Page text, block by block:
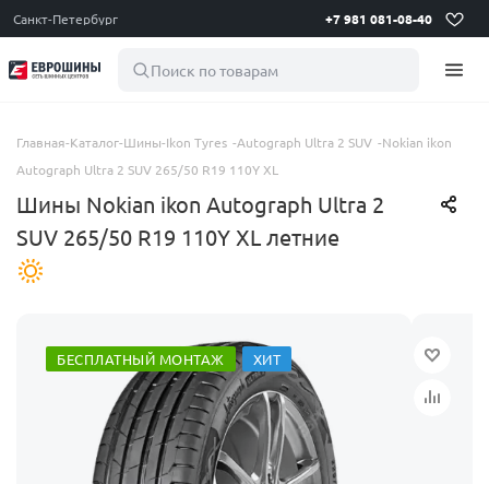
Санкт-Петербург +7 981 081-08-40
Поиск по товарам
Главная-Каталог-Шины-Ikon Tyres -Autograph Ultra 2 SUV -Nokian ikon
Autograph Ultra 2 SUV 265/50 R19 110Y XL
Шины Nokian ikon Autograph Ultra 2
SUV 265/50 R19 110Y XL летние
БЕСПЛАТНЫЙ МОНТАЖ ХИТ